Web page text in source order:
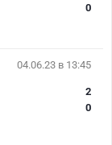
0
04.06.23 в 13:45
2
0